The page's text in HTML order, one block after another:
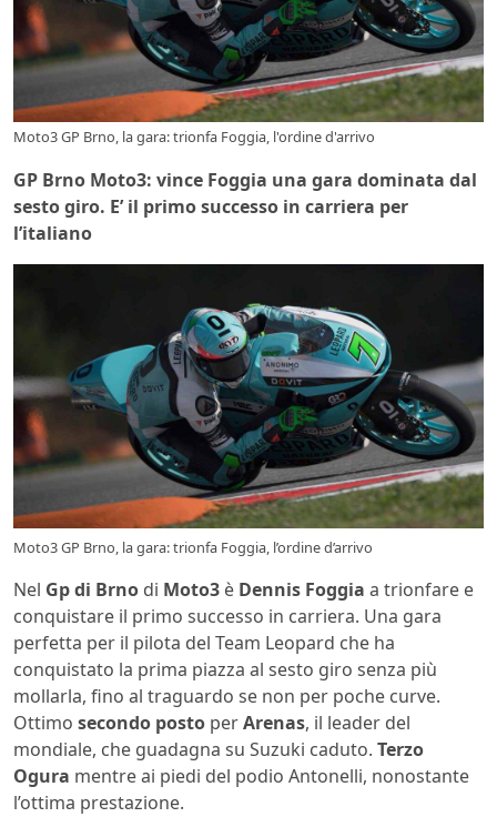
Moto3 GP Brno, la gara: trionfa Foggia, l'ordine d'arrivo
GP Brno Moto3: vince Foggia una gara dominata dal
sesto giro. E’ il primo successo in carriera per
l’italiano
Moto3 GP Brno, la gara: trionfa Foggia, l’ordine d’arrivo
Nel Gp di Brno di Moto3 è Dennis Foggia a trionfare e
conquistare il primo successo in carriera. Una gara
perfetta per il pilota del Team Leopard che ha
conquistato la prima piazza al sesto giro senza più
mollarla, fino al traguardo se non per poche curve.
Ottimo secondo posto perArenas, il leader del
mondiale, che guadagna su Suzuki caduto. Terzo
Ogura mentre ai piedi del podio Antonelli, nonostante
l’ottima prestazione.